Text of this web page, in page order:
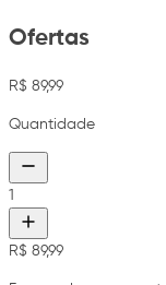
Ofertas
R$ 89,99
Quantidade
1
R$ 89,99